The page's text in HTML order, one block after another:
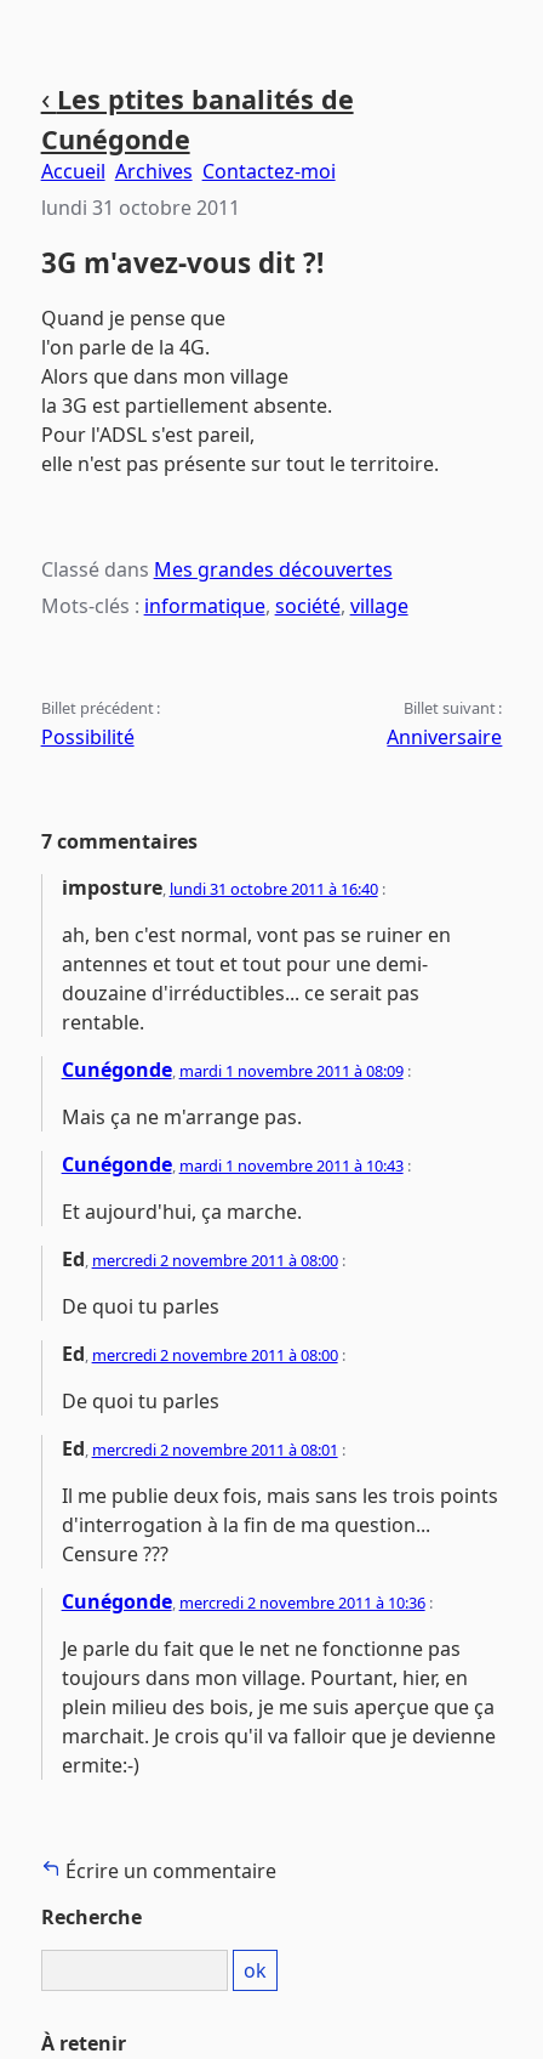
contenu
principal
menu
principal
page
‹ Les ptites banalités de
Cunégonde
Accueil Archives Contactez-moi
lundi 31 octobre 2011
3G m'avez-vous dit ?!
Quand je pense que
l'on parle de la 4G.
Alors que dans mon village
la 3G est partiellement absente.
Pour l'ADSL s'est pareil,
elle n'est pas présente sur tout le territoire.
Classé dans Mes grandes découvertes
Mots-clés : informatique, société, village
Billet précédent :
Possibilité
Billet suivant :
Anniversaire
7 commentaires
imposture, lundi 31 octobre 2011 à 16:40:
ah, ben c'est normal, vont pas se ruiner en
antennes et tout et tout pour une demi-
douzaine d'irréductibles... ce serait pas
rentable.
Cunégonde, mardi 1 novembre 2011 à 08:09:
Mais ça ne m'arrange pas.
Cunégonde, mardi 1 novembre 2011 à 10:43:
Et aujourd'hui, ça marche.
Ed, mercredi 2 novembre 2011 à 08:00:
De quoi tu parles
Ed, mercredi 2 novembre 2011 à 08:00:
De quoi tu parles
Ed, mercredi 2 novembre 2011 à 08:01 :
Il me publie deux fois, mais sans les trois points
d'interrogation à la fin de ma question...
Censure ???
Cunégonde, mercredi 2 novembre 2011 à 10:36:
Je parle du fait que le net ne fonctionne pas
toujours dans mon village. Pourtant, hier, en
plein milieu des bois, je me suis aperçue que ça
marchait. Je crois qu'il va falloir que je devienne
ermite:-)
Écrire un commentaire
Recherche
À retenir